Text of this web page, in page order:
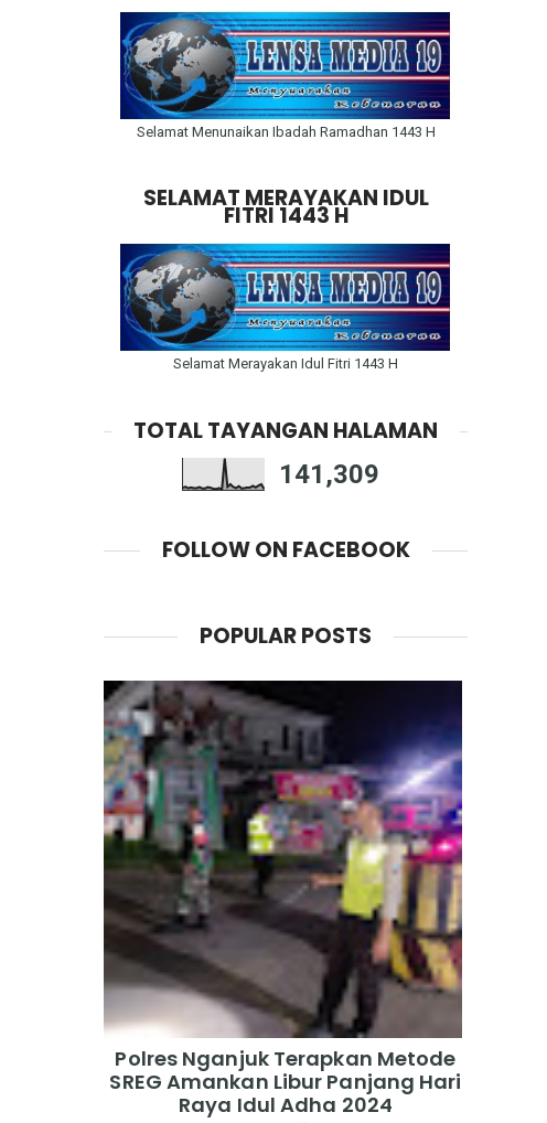
Selamat Menunaikan Ibadah Ramadhan 1443 H
SELAMAT MERAYAKAN IDUL
FITRI 1443 H
Selamat Merayakan Idul Fitri 1443 H
TOTAL TAYANGAN HALAMAN
141,309
FOLLOW ON FACEBOOK
POPULAR POSTS
Polres Nganjuk Terapkan Metode
SREG Amankan Libur Panjang Hari
Raya Idul Adha 2024